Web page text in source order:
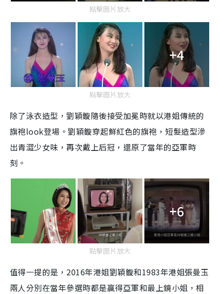
點擊圖片放大
+4
點擊圖片放大
除了泳衣造型，劉穎鏇隨後接受加冕時就以港姐傳統的
旗袍look登場。劉穎鏇穿起鮮紅色的旗袍，短髮造型滲
出青澀少女味，再次戴上后冠，還原了當年的亞軍時
刻。
+6
點擊圖片放大
值得一提的是，2016年港姐劉穎鏇和1983年港姐張曼玉
兩人分別在當年參選時都是贏得亞軍和最上鏡小姐，相